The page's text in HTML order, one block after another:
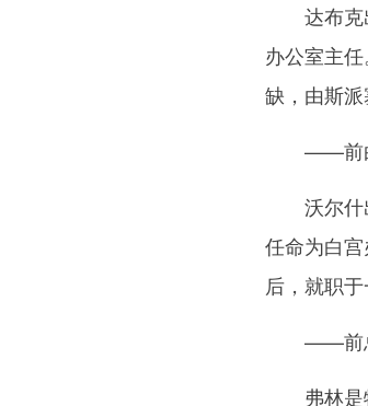
达布克出
办公室主
缺，由斯派
——前白
沃尔什出
任命为白
后，就职
——前总
弗林是特